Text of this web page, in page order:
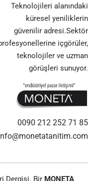
Teknolojileri alanındaki
küresel yeniliklerin
güvenilir adresi.Sektör
içgörüler,
teknolojiler ve uzman
görüşleri sunuyor.
0090 212 252 71 85
Dergisi. Bir MONETA